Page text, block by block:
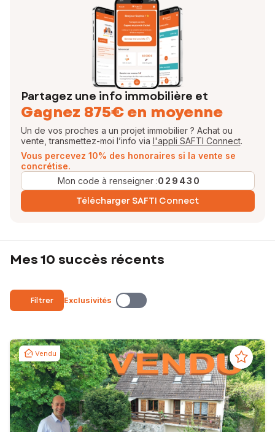
Partagez une info immobilière et
Gagnez 875€ en moyenne
Un de vos proches a un projet immobilier ? Achat ou
vente, transmettez-moi l’info via l'appli SAFTI Connect.
Vous percevez 10% des honoraires si la vente se
concrétise.
Mon code à renseigner :029430
Télécharger SAFTI Connect
Mes 10 succès récents
Filtrer Exclusivités
Vendu